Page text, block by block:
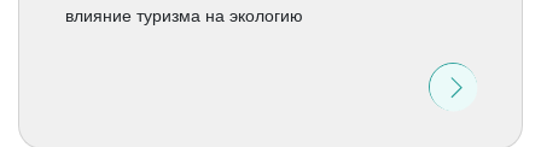
влияние туризма на экологию